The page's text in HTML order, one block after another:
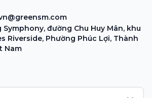
đường Chu Huy Mân, khu
Riverside, Phường Phúc Lợi, Thành
Nam